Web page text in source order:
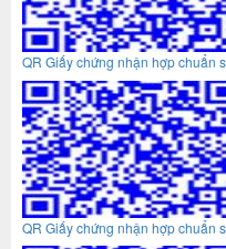
QR Giấy chứng nhận hợp chuẩn
QR Giấy chứng nhận hợp chuẩn